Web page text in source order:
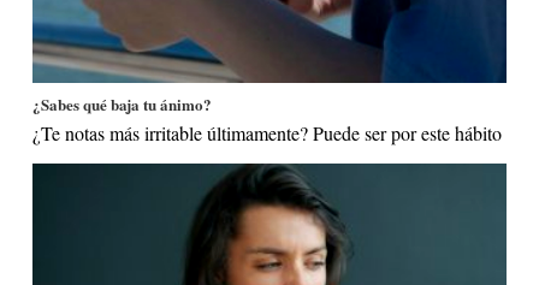
¿Sabes qué baja tu ánimo?
¿Te notas más irritable últimamente? Puede ser por este hábito